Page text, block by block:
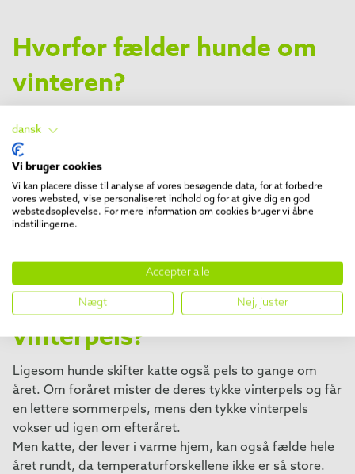
Hvorfor fælder hunde om
vinteren?
melatonin produktionen, hvilket får kroppen til at
udvikle en tykkere vinterpels med en ekstra underpels.
Dette ekstra lag beskytter hunden mod kulden. Hunde
fælder også i denne periode, men i mindre grad end
om foråret. Fældningen om efteråret er med til at
erstatte den gamle pels med en ny, tykkere pels, der
Hvornår smider katte deres
vinterpels?
Ligesom hunde skifter katte også pels to gange om
året. Om foråret mister de deres tykke vinterpels og får
en lettere sommerpels, mens den tykke vinterpels
vokser ud igen om efteråret.
Men katte, der lever i varme hjem, kan også fælde hele
året rundt, da temperaturforskellene ikke er så store.
dansk
Vi bruger cookies
Vi kan placere disse til analyse af vores besøgende data, for at forbedre
vores websted, vise personaliseret indhold og for at give dig en god
webstedsoplevelse. For mere information om cookies bruger vi åbne
indstillingerne.
Accepter alle
Nægt Nej, juster